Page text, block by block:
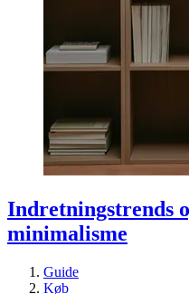
Indretningstrends
minimalisme
Guide
Køb